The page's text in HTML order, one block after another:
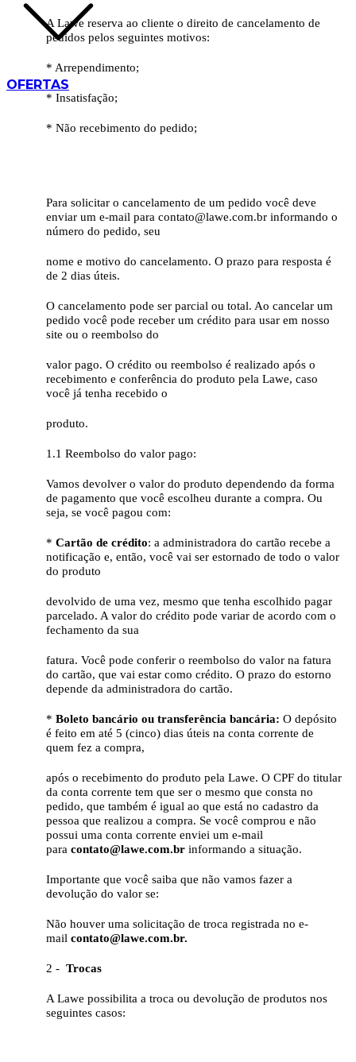
OFERTAS
A Lawe reserva ao cliente o direito de cancelamento de
pedidos pelos seguintes motivos:
* Arrependimento;
* Insatisfação;
* Não recebimento do pedido;
Para solicitar o cancelamento de um pedido você deve
enviar um e-mail para contato@lawe.com.br informando o
número do pedido, seu
nome e motivo do cancelamento. O prazo para resposta é
de 2 dias úteis.
O cancelamento pode ser parcial ou total. Ao cancelar um
pedido você pode receber um crédito para usar em nosso
site ou o reembolso do
valor pago. O crédito ou reembolso é realizado após o
recebimento e conferência do produto pela Lawe, caso
você já tenha recebido o
produto.
1.1 Reembolso do valor pago:
Vamos devolver o valor do produto dependendo da forma
de pagamento que você escolheu durante a compra. Ou
seja, se você pagou com:
* Cartão de crédito: a administradora do cartão recebe a
notificação e, então, você vai ser estornado de todo o valor
do produto
devolvido de uma vez, mesmo que tenha escolhido pagar
parcelado. A valor do crédito pode variar de acordo com o
fechamento da sua
fatura. Você pode conferir o reembolso do valor na fatura
do cartão, que vai estar como crédito. O prazo do estorno
depende da administradora do cartão.
* Boleto bancário ou transferência bancária: O depósito
é feito em até 5 (cinco) dias úteis na conta corrente de
quem fez a compra,
após o recebimento do produto pela Lawe. O CPF do titular
da conta corrente tem que ser o mesmo que consta no
pedido, que também é igual ao que está no cadastro da
pessoa que realizou a compra. Se você comprou e não
possui uma conta corrente enviei um e-mail
para contato@lawe.com.br informando a situação.
Importante que você saiba que não vamos fazer a
devolução do valor se:
Não houver uma solicitação de troca registrada no e-
mail contato@lawe.com.br.
2 - Trocas
A Lawe possibilita a troca ou devolução de produtos nos
seguintes casos: